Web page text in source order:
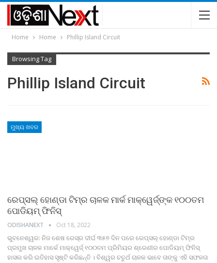
Home Home Phillip Island Circuit
Browsing Tag
Phillip Island Circuit
ମୁଖ୍ୟ ଖବର
ରେପ୍‌ସଲ୍ ହୋଣ୍ଡା ଟିମ୍‌ର ଚାଳକ ମାର୍କ ମାକ୍ୱେର୍ଜ୍‌ଙ୍କ ୧୦୦ତମ
ପୋଡିୟମ୍ ଫିନିସ୍‌
ODISHANEXT Oct 18, 2022
ଭୁବନେଶ୍ୱର: ନିଜ ଶେଷ ରେସ୍‌ର ଦୀର୍ଘ ୩୫୭ ଦିନ ପରେ ରେପ୍‌ସଲ୍ ହୋଣ୍ଡା ଟିମ୍‌ର
ପ୍ରମୁଖ ଚାଳକ ମାର୍କେ ମାକ୍ୱେର୍ଜ୍ ୧୦୦ତମ ପ୍ରିମିୟର ଶ୍ରେଣୀର ପୋଡିୟମ୍ ଫିନିସ୍
ହାସଲ କରି ଇତିହାସ ସୃଷ୍ଟି କରିଛନ୍ତି । ବିଶ୍ୱର ଚତୁର୍ଥ ଚାଳକ ଭାବେ ତାଙ୍କୁ ଏହି ସଫଳତା